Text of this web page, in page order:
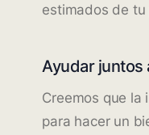
estimados de tu
Ayudar juntos
Creemos que la
para hacer un